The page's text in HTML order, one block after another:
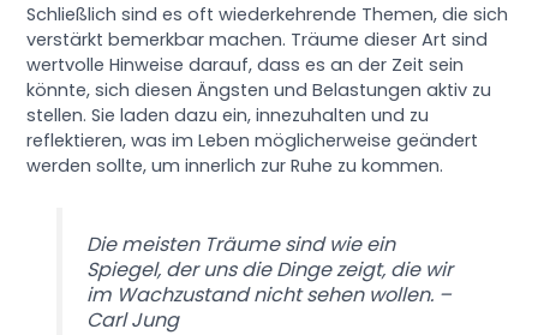
Schließlich sind es oft wiederkehrende Themen, die sich
verstärkt bemerkbar machen. Träume dieser Art sind
wertvolle Hinweise darauf, dass es an der Zeit sein
könnte, sich diesen Ängsten und Belastungen aktiv zu
stellen. Sie laden dazu ein, innezuhalten und zu
reflektieren, was im Leben möglicherweise geändert
werden sollte, um innerlich zur Ruhe zu kommen.
Die meisten Träume sind wie ein
Spiegel, der uns die Dinge zeigt, die wir
im Wachzustand nicht sehen wollen. –
Carl Jung